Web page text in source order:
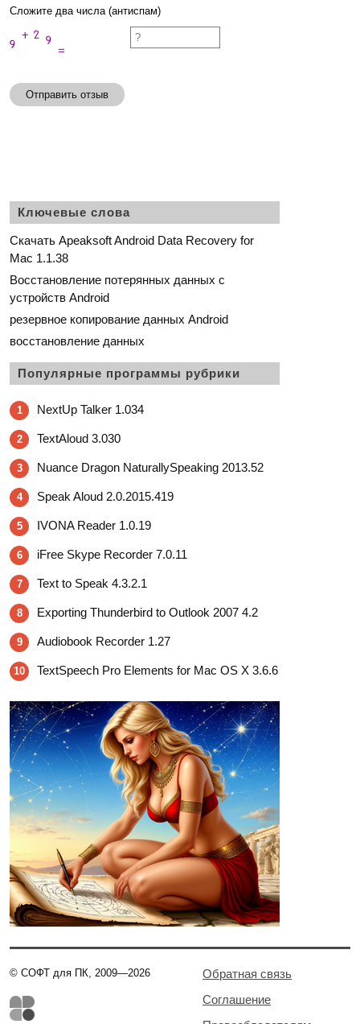
Сложите два числа (антиспам)
Отправить отзыв
Ключевые слова
Скачать Apeaksoft Android Data Recovery for
Mac 1.1.38
Восстановление потерянных данных с
устройств Android
резервное копирование данных Android
восстановление данных
Популярные программы рубрики
1 NextUp Talker 1.034
2 TextAloud 3.030
3 Nuance Dragon NaturallySpeaking 2013.52
4 Speak Aloud 2.0.2015.419
5 IVONA Reader 1.0.19
6 iFree Skype Recorder 7.0.11
7 Text to Speak 4.3.2.1
8 Exporting Thunderbird to Outlook 2007 4.2
9 Audiobook Recorder 1.27
10 TextSpeech Pro Elements for Mac OS X 3.6.6
© СОФТ для ПК, 2009—2026
Обратная связь
Соглашение